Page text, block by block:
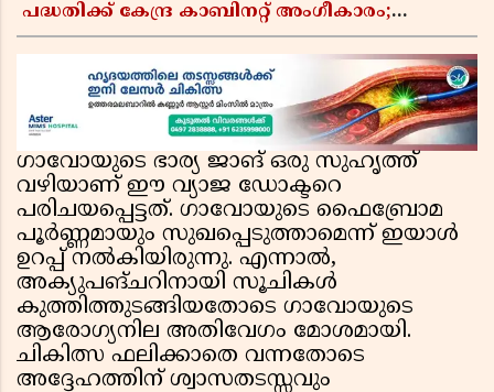
പദ്ധതിക്ക് കേന്ദ്ര കാബിനറ്റ് അംഗീകാരം;
ഗാവോയുടെ ഭാര്യ ജാങ് ഒരു സുഹൃത്ത്
വഴിയാണ് ഈ വ്യാജ ഡോക്ടറെ
പരിചയപ്പെട്ടത്. ഗാവോയുടെ ഫൈബ്രോമ
പൂർണ്ണമായും സുഖപ്പെടുത്താമെന്ന് ഇയാൾ
ഉറപ്പ് നൽകിയിരുന്നു. എന്നാൽ,
അക്യുപങ്‌ചറിനായി സൂചികൾ
കുത്തിത്തുടങ്ങിയതോടെ ഗാവോയുടെ
ആരോഗ്യനില അതിവേഗം മോശമായി.
ചികിത്സ ഫലിക്കാതെ വന്നതോടെ
അദ്ദേഹത്തിന് ശ്വാസതടസ്സവും